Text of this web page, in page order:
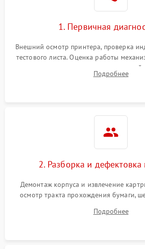
1. Первичная
Внешний осмотр принтера, проверка
тестового листа. Оценка работы
выявление посторонних шумов, замятий
дефектов печати (полосы, фон,
Подробнее
2. Разборка и
Демонтаж корпуса и извлечение
осмотр тракта прохождения бумаги,
роликов захвата и узла
физического износа иПодробнее